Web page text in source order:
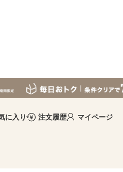
に入り 注文履歴 マイページ